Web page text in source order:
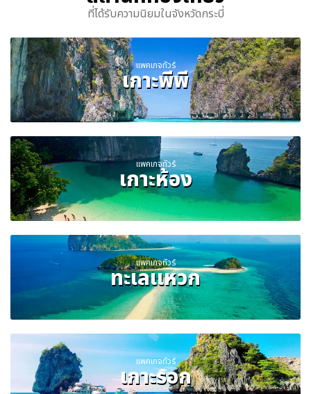
ที่ได้รับความนิยมในจังหวัดกระบี่
แพคเกจทัวร์
เกาะพีพี
แพคเกจทัวร์
เกาะห้อง
แพคเกจทัวร์
ทะเลแหวก
แพคเกจทัวร์
เกาะรอก